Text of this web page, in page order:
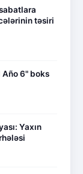
təsiri
Año 6" boks
Yaxın